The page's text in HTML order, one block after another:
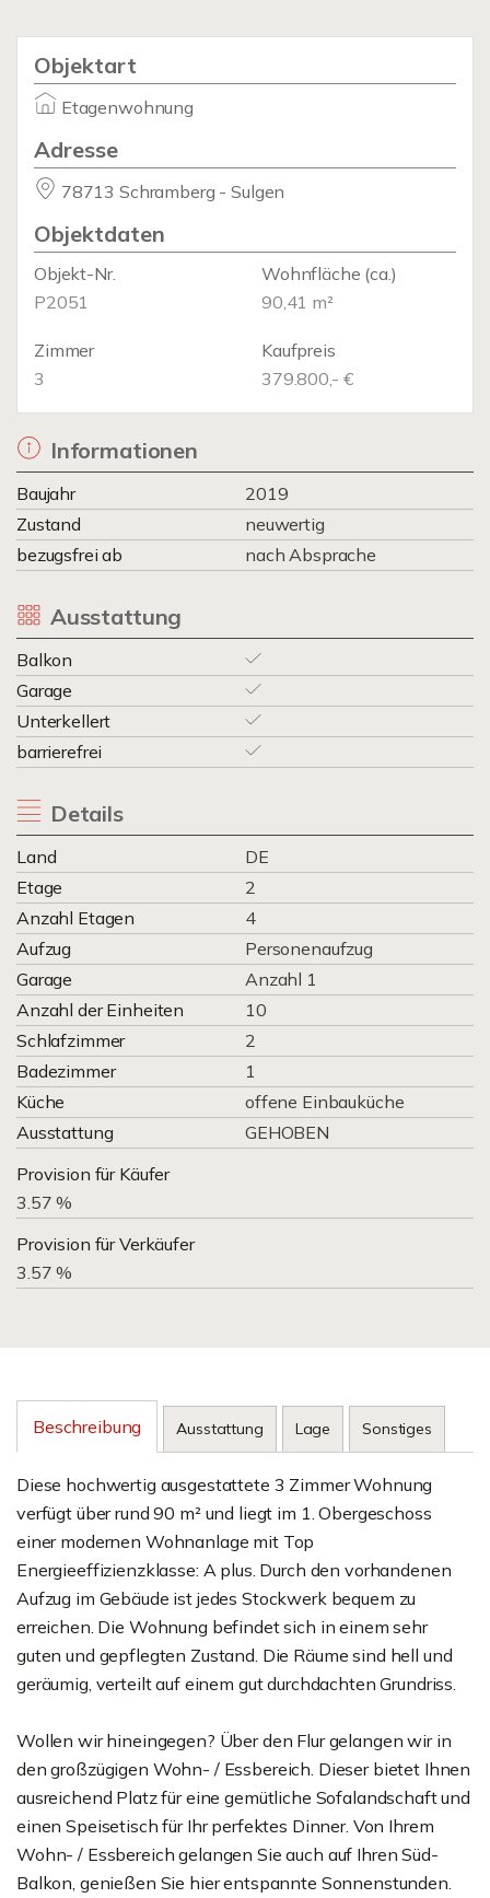
Objektart
Etagenwohnung
Adresse
78713 Schramberg - Sulgen
Objektdaten
Objekt-Nr.
P2051
Wohnfläche (ca.)
90,41 m²
Zimmer
3
Kaufpreis
379.800,- €
Informationen
Baujahr
2019
Zustand
neuwertig
bezugsfrei ab
nach Absprache
Ausstattung
Balkon
Garage
Unterkellert
barrierefrei
Details
Land
DE
Etage
2
Anzahl Etagen
4
Aufzug
Personenaufzug
Garage
Anzahl 1
Anzahl der Einheiten
10
Schlafzimmer
2
Badezimmer
1
Küche
offene Einbauküche
Ausstattung
GEHOBEN
Provision für Käufer
3.57 %
Provision für Verkäufer
3.57 %
Beschreibung Ausstattung Lage Sonstiges
Diese hochwertig ausgestattete 3 Zimmer Wohnung
verfügt über rund 90 m² und liegt im 1. Obergeschoss
einer modernen Wohnanlage mit Top
Energieeffizienzklasse: A plus. Durch den vorhandenen
Aufzug im Gebäude ist jedes Stockwerk bequem zu
erreichen. Die Wohnung befindet sich in einem sehr
guten und gepflegten Zustand. Die Räume sind hell und
geräumig, verteilt auf einem gut durchdachten Grundriss.
Wollen wir hineingegen? Über den Flur gelangen wir in
den großzügigen Wohn- / Essbereich. Dieser bietet Ihnen
ausreichend Platz für eine gemütliche Sofalandschaft und
einen Speisetisch für Ihr perfektes Dinner. Von Ihrem
Wohn- / Essbereich gelangen Sie auch auf Ihren Süd-
Balkon, genießen Sie hier entspannte Sonnenstunden.